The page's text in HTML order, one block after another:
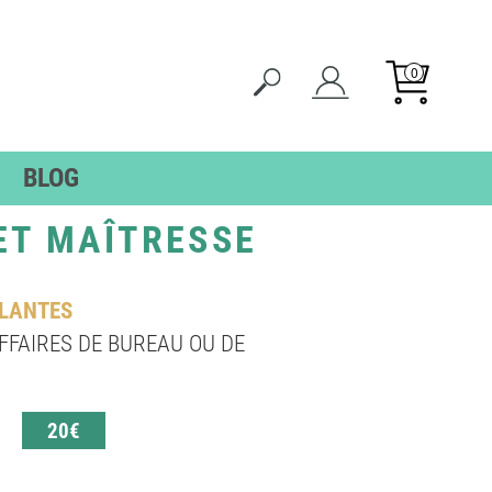
0
BLOG
ÉTIQUETTES
SENIORS
MAÎTRESSE
DE BUREAU OU DE
20€